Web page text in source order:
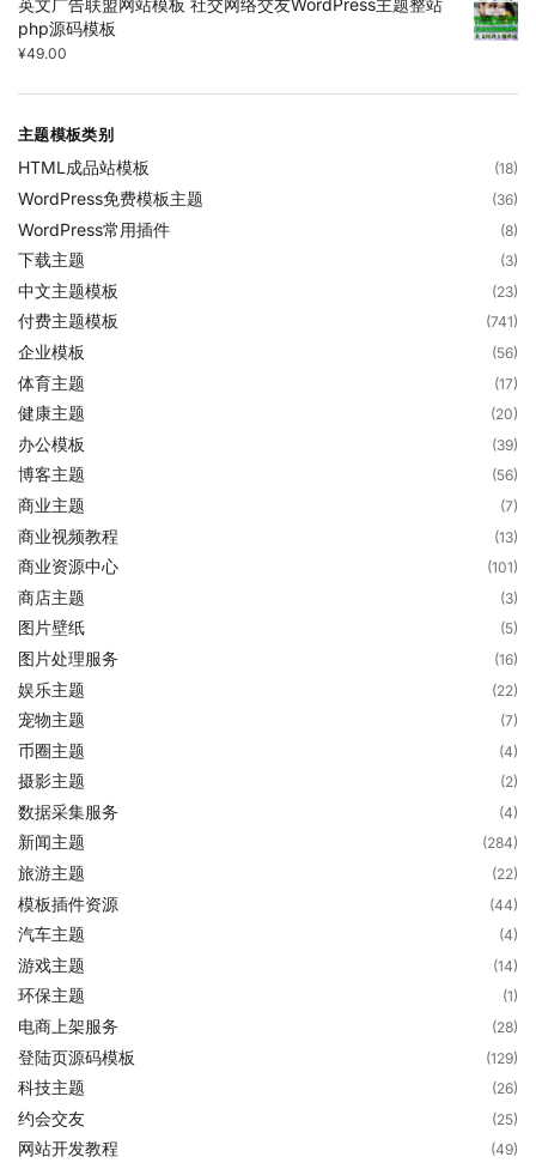
英文广告联盟网站模板 社交网络交友WordPress主题整站
php源码模板
¥49.00
主题模板类别
HTML成品站模板 (18)
WordPress免费模板主题 (36)
WordPress常用插件 (8)
下载主题 (3)
中文主题模板 (23)
付费主题模板 (741)
企业模板 (56)
体育主题 (17)
健康主题 (20)
办公模板 (39)
博客主题 (56)
商业主题 (7)
商业视频教程 (13)
商业资源中心 (101)
商店主题 (3)
图片壁纸 (5)
图片处理服务 (16)
娱乐主题 (22)
宠物主题 (7)
币圈主题 (4)
摄影主题 (2)
数据采集服务 (4)
新闻主题 (284)
旅游主题 (22)
模板插件资源 (44)
汽车主题 (4)
游戏主题 (14)
环保主题 (1)
电商上架服务 (28)
登陆页源码模板 (129)
科技主题 (26)
约会交友 (25)
网站开发教程 (49)